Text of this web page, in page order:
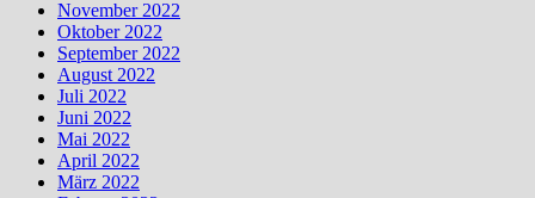
November 2022
Oktober 2022
September 2022
August 2022
Juli 2022
Juni 2022
Mai 2022
April 2022
März 2022